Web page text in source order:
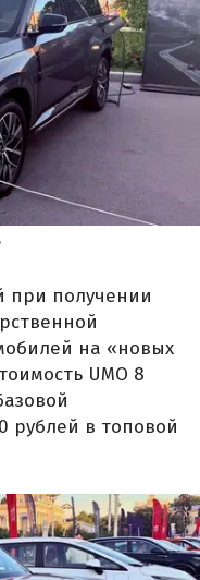
при получении
на «новых
UMO 8
рублей в топовой